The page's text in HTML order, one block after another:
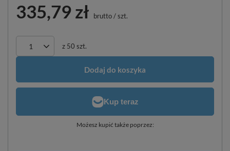
335,79 zł brutto/szt.
z 50 szt.
Dodaj do koszyka
Możesz kupić także poprzez: